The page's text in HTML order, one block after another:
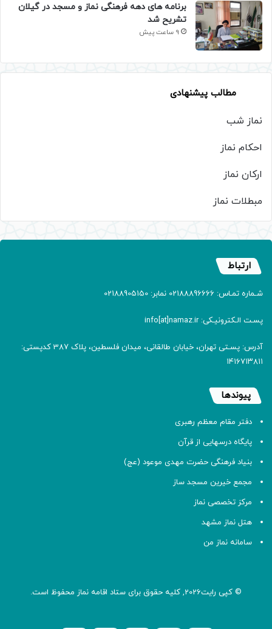
برنامه های دهه فرهنگی نماز و مسجد در گیلان
تشریح شد
9 ساعت پیش
مطالب پیشنهادی
نماز شب
احکام نماز
ارکان نماز
مبطلات نماز
ارتباط
شـماره تمـاس: 02188896666 نمابر: 02188905150
پسـت الـکترونیـکی: info[at]namaz.ir
آدرس: پسـتی تهران، خیابان طالقانی، میدان فلسطین، پلاک 387 کدپستی:
۱۴۱۶۷۱۳۸۱۱
پیوندها
دفتر مقام معظم رهبری
پایگاه درسهایی از قرآن
بنیاد فرهنگی حضرت مهدی موعود (عج)
مجمع خیرین مسجد ساز
مرکز تخصصی نماز
هتل نماز مشهد
سامانه نماز من
© کپی رایت2026, کلیه حقوق برای ستاد اقامه نماز محفوظ است.